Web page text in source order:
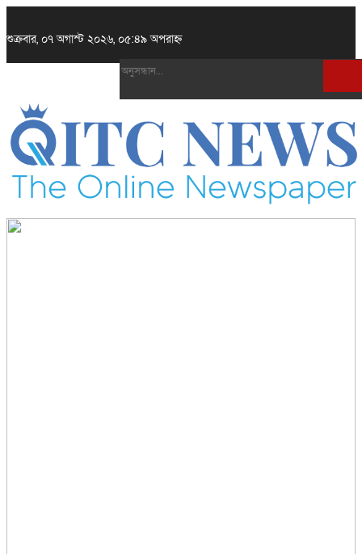
শুক্রবার, ০৭ অগাস্ট ২০২৬, ০৫:৪৯ অপরাহ্ন